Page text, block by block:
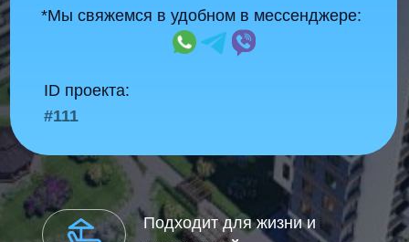
С качественным ремонтом
Скидки и бонусы
по ценам застройщиков